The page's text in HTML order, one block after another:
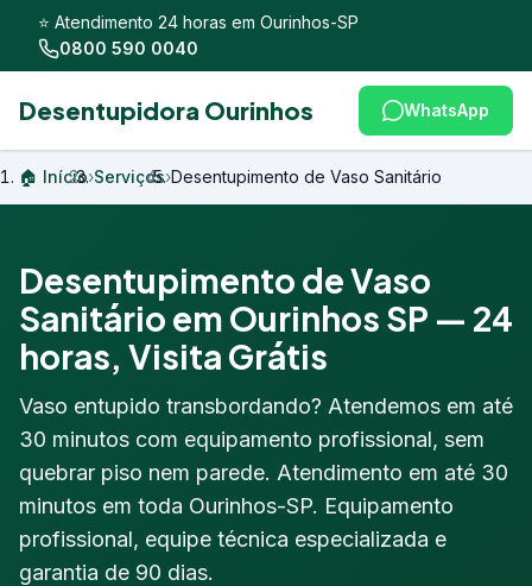
⭐ Atendimento 24 horas em Ourinhos-SP
0800 590 0040
Desentupidora Ourinhos WhatsApp
🏠 Início›Serviços›Desentupimento de Vaso Sanitário
Desentupimento de Vaso
Sanitário em Ourinhos SP — 24
horas, Visita Grátis
Vaso entupido transbordando? Atendemos em até
30 minutos com equipamento profissional, sem
quebrar piso nem parede. Atendimento em até 30
minutos em toda Ourinhos-SP. Equipamento
profissional, equipe técnica especializada e
garantia de 90 dias.